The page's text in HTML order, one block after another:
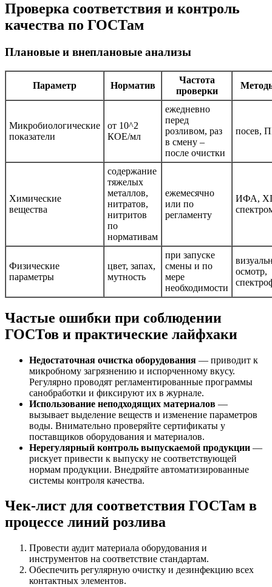
Проверка соответствия и контроль
качества по ГОСТам
Плановые и внеплановые анализы
Параметр Норматив
Частота
проверки
Микробиологические
показатели
от 10^2
КОЕ/мл
ежедневно
перед
розливом, раз
в смену –
после очистки
посев,
Химические
вещества
содержание
тяжелых
металлов,
нитратов,
нитритов
по
нормативам
ежемесячно
или по
регламенту
ИФА,
Физические
параметры
цвет, запах,
мутность
при запуске
смены и по
мере
необходимости
осмотр,
Частые ошибки при соблюдении
ГОСТов и практические лайфхаки
Недостаточная очистка оборудования — приводит к
микробному загрязнению и испорченному вкусу.
Регулярно проводят регламентированные программы
санобработки и фиксируют их в журнале.
Использование неподходящих материалов —
вызывает выделение веществ и изменение параметров
воды. Внимательно проверяйте сертификаты у
поставщиков оборудования и материалов.
Нерегулярный контроль выпускаемой продукции —
рискует привести к выпуску не соответствующей
нормам продукции. Внедряйте автоматизированные
системы контроля качества.
Чек-лист для соответствия ГОСТам в
процессе линий розлива
Провести аудит материала оборудования и
инструментов на соответствие стандартам.
Обеспечить регулярную очистку и дезинфекцию всех
контактных элементов.